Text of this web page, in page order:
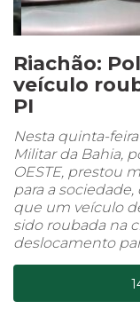
Riachão:
veículo
PI
Nesta quinta-feira
Militar da Bahia,
OESTE, prestou
para a
que um veículo
sido roubada na
deslocamento